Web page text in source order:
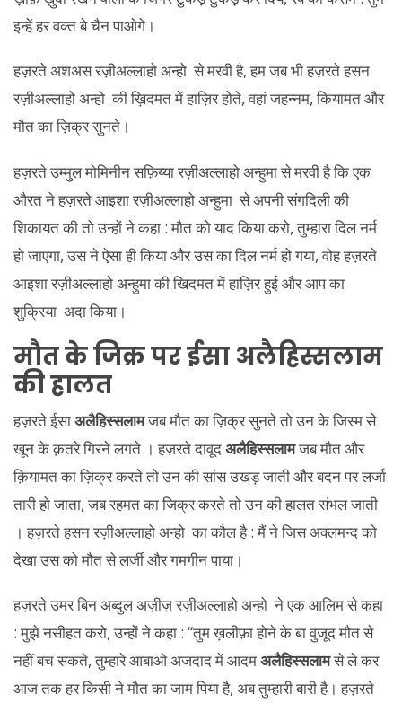
इन्हें हर वक्त बे चैन पाओगे।
हज़रते अशअस रज़ीअल्लाहो अन्हो से मरवी है, हम जब भी हज़रते हसन
रज़ीअल्लाहो अन्हो की ख़िदमत में हाज़िर होते, वहां जहन्नम, कियामत और
मौत का ज़िक्र सुनते।
हज़रते उम्मुल मोमिनीन सफ़िय्या रज़ीअल्लाहो अन्हुमा से मरवी है कि एक
औरत ने हज़रते आइशा रज़ीअल्लाहो अन्हुमा से अपनी संगदिली की
शिकायत की तो उन्हों ने कहा : मौत को याद किया करो, तुम्हारा दिल नर्म
हो जाएगा, उस ने ऐसा ही किया और उस का दिल नर्म हो गया, वोह हज़रते
आइशा रज़ीअल्लाहो अन्हुमा की खिदमत में हाज़िर हुई और आप का
शुक्रिया अदा किया।
मौत के जिक्र पर ईसा अलैहिस्सलाम
की हालत
हज़रते ईसाअलैहिस्सलामजब मौत का ज़िक्र सुनते तो उन के जिस्म से
खून के क़तरे गिरने लगते । हज़रते दावूदअलैहिस्सलामजब मौत और
क़ियामत का ज़िक्र करते तो उन की सांस उखड़ जाती और बदन पर लर्जा
तारी हो जाता, जब रहमत का जिक्र करते तो उन की हालत संभल जाती
। हज़रते हसन रज़ीअल्लाहो अन्हो का कौल है : मैं ने जिस अक्लमन्द को
देखा उस को मौत से लर्जी और गमगीन पाया।
हज़रते उमर बिन अब्दुल अज़ीज़ रज़ीअल्लाहो अन्हो ने एक आलिम से कहा
: मुझे नसीहत करो, उन्हों ने कहा : “तुम ख़लीफ़ा होने के बा वुजूद मौत से
नहीं बच सकते, तुम्हारे आबाओ अजदाद में आदमअलैहिस्सलामसे ले कर
आज तक हर किसी ने मौत का जाम पिया है, अब तुम्हारी बारी है। हज़रते